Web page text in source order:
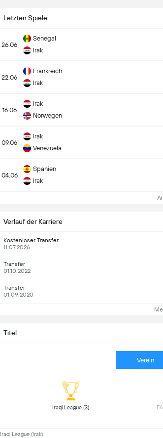
Letzten Spiele
26.06
Senegal
Irak
22.06
Frankreich
Irak
16.06
Irak
Norwegen
09.06
Irak
Venezuela
04.06
Spanien
Irak
Verlauf der Karriere
Kostenloser Transfer
11.07.2026
Transfer
01.10.2022
Transfer
01.09.2020
Titel
Verein
Iraqi League (Irak)